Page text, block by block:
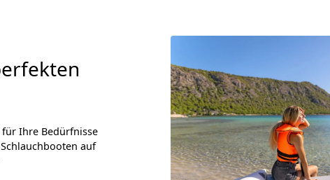
Ihre Bedürfnisse
auf